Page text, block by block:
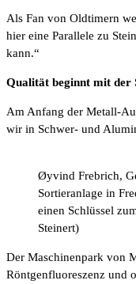
Als Fan von Oldtimern
hier eine Parallele zu
kann.“
Qualität beginnt mit der
Am Anfang der Metall-
wir in Schwer- und
Øyvind Frebrich,
Sortieranlage in
einen Schlüssel
Steinert)
Der Maschinenpark von
Röntgenfluoreszenz und